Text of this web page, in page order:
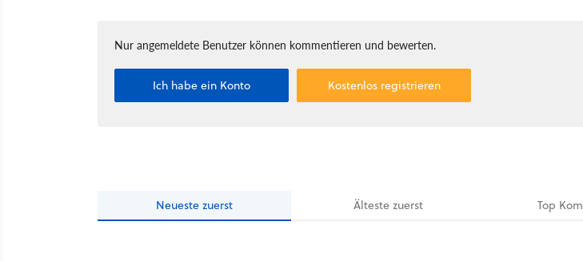
Nur angemeldete Benutzer können kommentieren und bewerten.
Ich habe ein Konto Kostenlos registrieren
Neueste zuerst Ältestezuerst Top